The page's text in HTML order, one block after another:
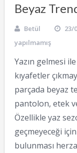
Beyaz
Betül 23/
yapılmamış
Yazın gelmesi
kıyafetler
parçada beyaz
pantolon, etek
Özellikle yaz
geçmeyeceği
bulunması